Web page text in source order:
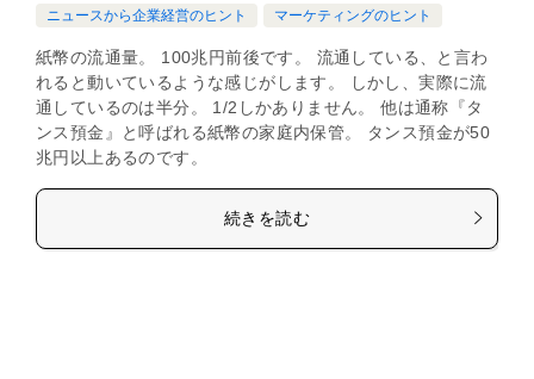
ニュースから企業経営のヒント
マーケティングのヒント
紙幣の流通量。 100兆円前後です。 流通している、と言わ
れると動いているような感じがします。 しかし、実際に流
通しているのは半分。 1/2しかありません。 他は通称『タ
ンス預金』と呼ばれる紙幣の家庭内保管。 タンス預金が50
兆円以上あるのです。
続きを読む